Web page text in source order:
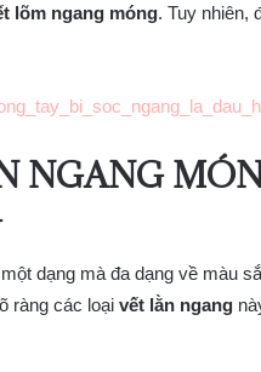
lõm ngang móng. Tuy nhiên,
NGANG
dạng mà đa dạng về màu
ràng các loại vết lằn ngang